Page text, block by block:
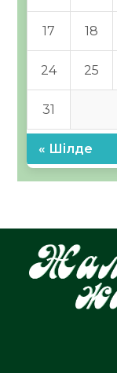
17 18
24 25
31
« Шілде